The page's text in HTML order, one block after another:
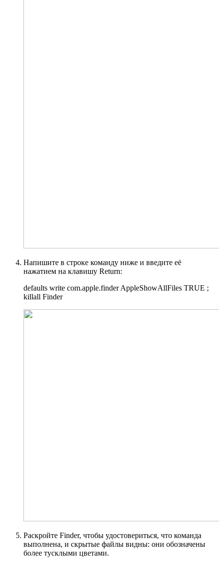
Напишите в строке команду ниже и введите её
нажатием на клавишу Return:
defaults write com.apple.finder AppleShowAllFiles TRUE ;
killall Finder
Раскройте Finder, чтобы удостовериться, что команда
выполнена, и скрытые файлы видны: они обозначены
более тусклыми цветами.